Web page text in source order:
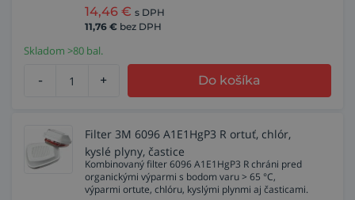
14,46 € s DPH
11,76 € bez DPH
Skladom >80 bal.
- + Do košíka
Filter 3M 6096 A1E1HgP3 R ortuť, chlór,
kyslé plyny, častice
Kombinovaný filter 6096 A1E1HgP3 R chráni pred
organickými výparmi s bodom varu > 65 °C,
výparmi ortute, chlóru, kyslými plynmi aj časticami.